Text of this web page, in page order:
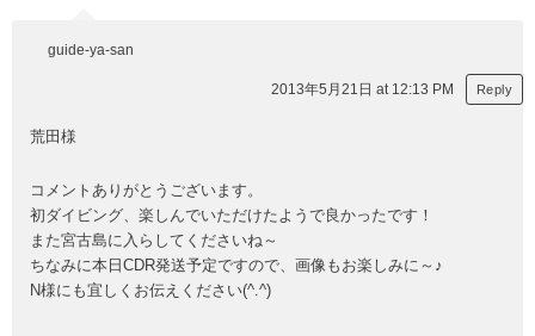
guide-ya-san
2013年5月21日 at 12:13 PM Reply
荒田様
コメントありがとうございます。
初ダイビング、楽しんでいただけたようで良かったです！
また宮古島に入らしてくださいね～
ちなみに本日CDR発送予定ですので、画像もお楽しみに～♪
N様にも宜しくお伝えください(^.^)